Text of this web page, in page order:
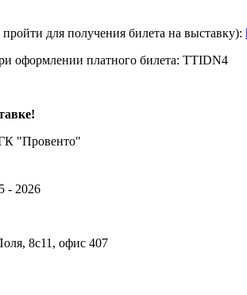
для получения билета на выставку):
оформлении платного билета: TTIDN4
"Провенто"
- 2026
8с11, офис 407